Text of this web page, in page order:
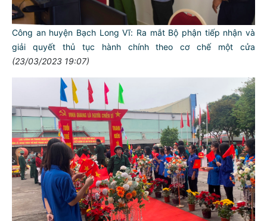
Công an huyện Bạch Long Vĩ: Ra mắt Bộ phận tiếp nhận và
giải quyết thủ tục hành chính theo cơ chế một cửa
(23/03/2023 19:07)